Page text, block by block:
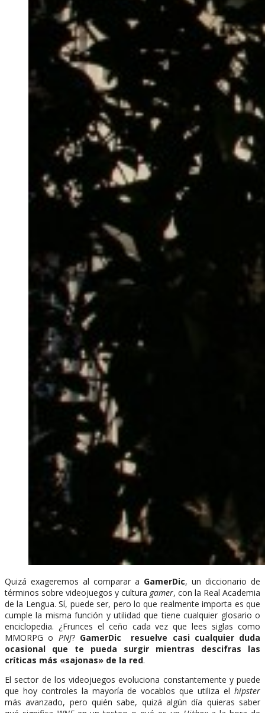
Quizá exageremos al comparar a GamerDic, un diccionario de
términos sobre videojuegos y cultura gamer, con la Real Academia
de la Lengua. Sí, puede ser, pero lo que realmente importa es que
cumple la misma función y utilidad que tiene cualquier glosario o
enciclopedia. ¿Frunces el ceño cada vez que lees siglas como
MMORPG o PNJ? GamerDic resuelve casi cualquier duda
ocasional que te pueda surgir mientras descifras las
críticas más «sajonas» de la red.
El sector de los videojuegos evoluciona constantemente y puede
que hoy controles la mayoría de vocablos que utiliza el hipster
más avanzado, pero quién sabe, quizá algún día quieras saber